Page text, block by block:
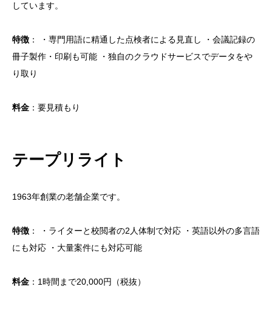
しています。
特徴 ： ・専門用語に精通した点検者による見直し ・会議記録の
冊子製作・印刷も可能 ・独自のクラウドサービスでデータをや
り取り
料金 ：要見積もり
テープリライト
1963年創業の老舗企業です。
特徴 ： ・ライターと校閲者の2人体制で対応 ・英語以外の多言語
にも対応 ・大量案件にも対応可能
料金 ：1時間まで20,000円（税抜）
文字起こし業者に依頼できるもの
おすすめの文字起こし業者比較9選
HELP YOU
東京反訳
文書システムサービス